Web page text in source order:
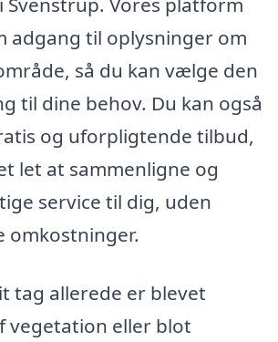
adgang til oplysninger om
så du kan vælge den
til dine behov. Du kan også
og uforpligtende tilbud,
let at sammenligne og
service til dig, uden
omkostninger.
tag allerede er blevet
vegetation eller blot